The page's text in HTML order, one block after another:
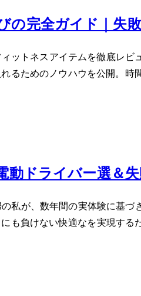
の完全ガイド｜失
ットネスアイテムを徹底レ
るためのノウハウを公開。
動ドライバー5選
の私が、数年間の実体験に
負けない快適なDIYを実現す